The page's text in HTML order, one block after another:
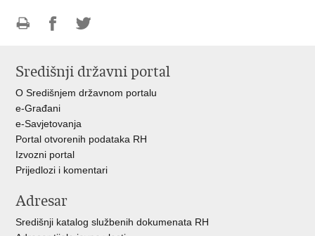
FacebookuTwitteru
Središnji državni portal
O Središnjem državnom portalu
e-Građani
e-Savjetovanja
Portal otvorenih podataka RH
Izvozni portal
Prijedlozi i komentari
Adresar
Središnji katalog službenih dokumenata RH